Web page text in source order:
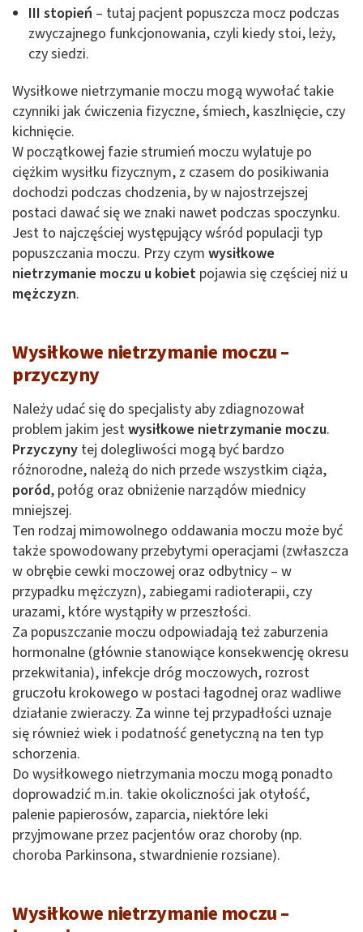
III stopień – tutaj pacjent popuszcza mocz podczas
zwyczajnego funkcjonowania, czyli kiedy stoi, leży,
czy siedzi.
Wysiłkowe nietrzymanie moczu mogą wywołać takie
czynniki jak ćwiczenia fizyczne, śmiech, kaszlnięcie, czy
kichnięcie.
W początkowej fazie strumień moczu wylatuje po
ciężkim wysiłku fizycznym, z czasem do posikiwania
dochodzi podczas chodzenia, by w najostrzejszej
postaci dawać się we znaki nawet podczas spoczynku.
Jest to najczęściej występujący wśród populacji typ
popuszczania moczu. Przy czym wysiłkowe
nietrzymanie moczu u kobiet pojawia się częściej niż u
mężczyzn.
Wysiłkowe nietrzymanie moczu –
przyczyny
Należy udać się do specjalisty aby zdiagnozował
problem jakim jestwysiłkowe nietrzymanie moczu.
Przyczyny tej dolegliwości mogą być bardzo
różnorodne, należą do nich przede wszystkim ciąża,
poród, połóg oraz obniżenie narządów miednicy
mniejszej.
Ten rodzaj mimowolnego oddawania moczu może być
także spowodowany przebytymi operacjami (zwłaszcza
w obrębie cewki moczowej oraz odbytnicy – w
przypadku mężczyzn), zabiegami radioterapii, czy
urazami, które wystąpiły w przeszłości.
Za popuszczanie moczu odpowiadają też zaburzenia
hormonalne (głównie stanowiące konsekwencję okresu
przekwitania), infekcje dróg moczowych, rozrost
gruczołu krokowego w postaci łagodnej oraz wadliwe
działanie zwieraczy. Za winne tej przypadłości uznaje
się również wiek i podatność genetyczną na ten typ
schorzenia.
Do wysiłkowego nietrzymania moczu mogą ponadto
doprowadzić m.in. takie okoliczności jak otyłość,
palenie papierosów, zaparcia, niektóre leki
przyjmowane przez pacjentów oraz choroby (np.
choroba Parkinsona, stwardnienie rozsiane).
Wysiłkowe nietrzymanie moczu –